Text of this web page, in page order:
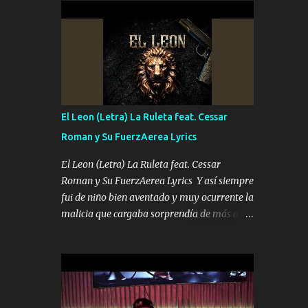
por el interés P...
inteligente junto con su hermano el TRES
blindado el Estado tiene andan ESPERANDO
al UNO QUE PRONTO ESTARÁ PRESENTE
Que no falten las bucanas ni tampoco las
mujeres porque es platica de grandes por eso
hay que estar alegres doy las instrucciones
para atender los deberes Música Si es que
salta algún problema de confianza tengo
gente ahí está el Hombre Cuarenta y
también Pariente 7 arreglan cualquier
problema no más es cuestión que ordené
NOS HACE FALTA UN HERMANO DE CLAVE
SIEMPRE VIO POR LA FAMILIA PARA QUE
SIGA EL LEGADO Es el DOS de los
HERMANOS un cerebro inteligente y com...
El Leon (Letra) La Ruleta feat. Cessar
Roman y Su FuerzAerea Lyrics
El Leon (Letra) La Ruleta feat. Cessar
Roman y Su FuerzAerea Lyrics Y así siempre
fui de niño bien aventado y muy ocurrente la
malicia que cargaba sorprendía de más a la
Tranquilo me la navego ando en lo mío sin
ni un pendiente si hay problemas lo